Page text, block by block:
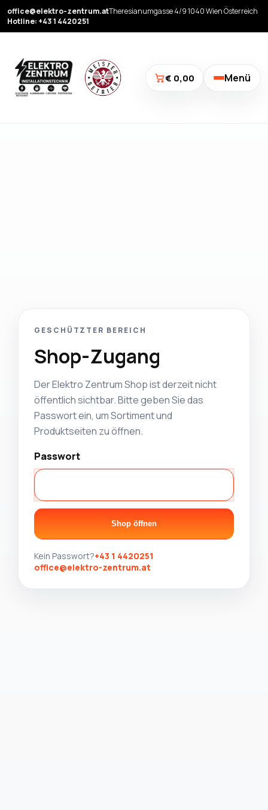
office@elektro-zentrum.atTheresianumgasse 4/9 1040 Wien Österreich
Hotline: +43 1 4420251
€ 0,00 Menü
GESCHÜTZTER BEREICH
Shop-Zugang
Der Elektro Zentrum Shop ist derzeit nicht
öffentlich sichtbar. Bitte geben Sie das
Passwort ein, um Sortiment und
Produktseiten zu öffnen.
Passwort
Shop öffnen
Kein Passwort?+43 1 4420251
office@elektro-zentrum.at